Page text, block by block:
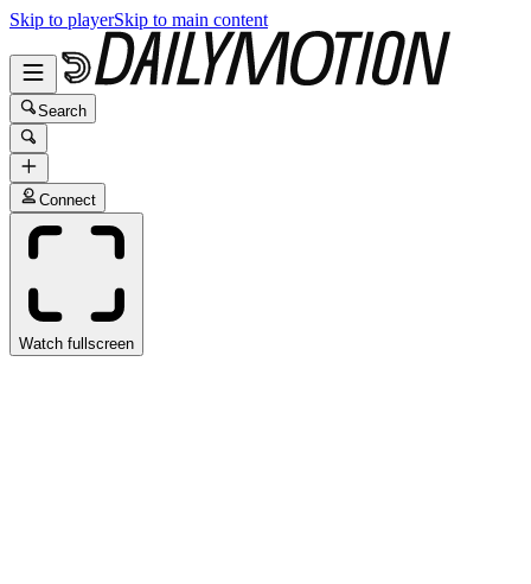
Skip to playerSkip to main content
Search
Connect
Watch fullscreen